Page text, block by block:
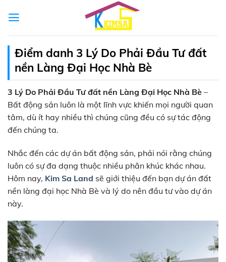
Điểm danh 3 Lý Do Phải Đầu Tư đất
nền Làng Đại Học Nhà Bè
3 Lý Do Phải Đầu Tư đất nền Làng Đại Học Nhà Bè –
Bất động sản luôn là một lĩnh vực khiến mọi người quan
tâm, dù ít hay nhiều thì chúng cũng đều có sự tác động
đến chúng ta.
Nhắc đến các dự án bất động sản, phải nói rằng chúng
luôn có sự đa dạng thuộc nhiều phân khúc khác nhau.
Hôm nay, Kim Sa Land sẽ giới thiệu đến bạn dự án đất
nền làng đại học Nhà Bè và lý do nên đầu tư vào dự án
này.